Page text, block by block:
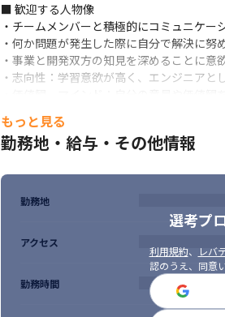
案件は100％自社サイトのみのため、無理
ディレクターやデザイナー、マーケター
今はアジャイル開発で進めている為、開
学べる環境で、年齢関係なくチャレンジで
管理・企画側とフラットな関係であること
現在、事業の第二創業フェーズのため業務
と考えております。
★エンジニアの働きやすさを考えた環境
・PC：入社時にWindows、Macについて
・ディスプレイ：デュアルディスプレイが
・スキルアップ：各種セミナーへの参加
納期が厳しすぎたり、残業が深夜に及ぶ
はなく、月に10時間程度です（2024年3月
■ 歓迎する人物像
・チームメンバーと積極的にコミュニケー
・何か問題が発生した際に自分で解決に努
・事業と開発双方の知見を深めることに意
・志向性：学習意欲が高く、エンジニア
・組織をつくっていくフェーズを楽しめる
もっと見る
勤務地・給与・その他情報
選考プ
利用規約、
レバ
認のうえ、同意
勤務地
アクセス
勤務時間